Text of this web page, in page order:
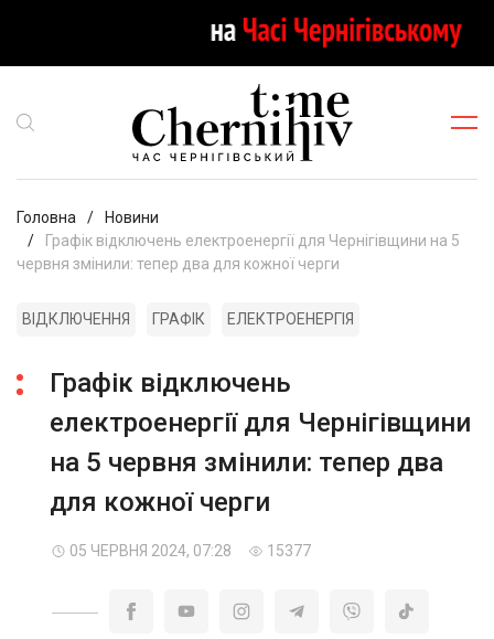
Головна
Новини
Графік відключень електроенергії для Чернігівщини на 5
червня змінили: тепер два для кожної черги
ВІДКЛЮЧЕННЯ ГРАФІК ЕЛЕКТРОЕНЕРГІЯ
Графік відключень
електроенергії для Чернігівщини
на 5 червня змінили: тепер два
для кожної черги
05 ЧЕРВНЯ 2024, 07:28 15377